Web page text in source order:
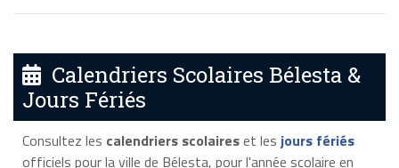
Calendriers Scolaires Bélesta &
Jours Fériés
Consultez les calendriers scolaireset les jours fériés
officiels pour la ville de Bélesta, pour l'année scolaire en